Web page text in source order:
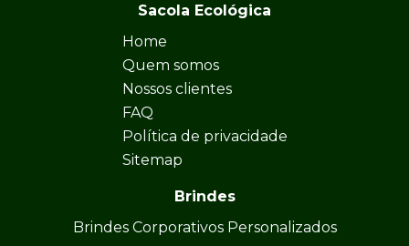
Sacola Ecológica
Home
Quem somos
Nossos clientes
FAQ
Política de privacidade
Sitemap
Brindes
Brindes Corporativos Personalizados